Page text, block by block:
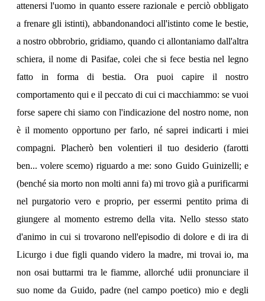
attenersi l'uomo in quanto essere razionale e perciò obbligato
a frenare gli istinti), abbandonandoci all'istinto come le bestie,
a nostro obbrobrio, gridiamo, quando ci allontaniamo dall'altra
schiera, il nome di Pasifae, colei che si fece bestia nel legno
fatto in forma di bestia. Ora puoi capire il nostro
comportamento qui e il peccato di cui ci macchiammo: se vuoi
forse sapere chi siamo con l'indicazione del nostro nome, non
è il momento opportuno per farlo, né saprei indicarti i miei
compagni. Placherò ben volentieri il tuo desiderio (farotti
ben... volere scemo) riguardo a me: sono Guido Guinizelli; e
(benché sia morto non molti anni fa) mi trovo già a purificarmi
nel purgatorio vero e proprio, per essermi pentito prima di
giungere al momento estremo della vita. Nello stesso stato
d'animo in cui si trovarono nell'episodio di dolore e di ira di
Licurgo i due figli quando videro la madre, mi trovai io, ma
non osai buttarmi tra le fiamme, allorché udii pronunciare il
suo nome da Guido, padre (nel campo poetico) mio e degli